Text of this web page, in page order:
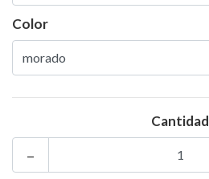
Color
Cantidad
-